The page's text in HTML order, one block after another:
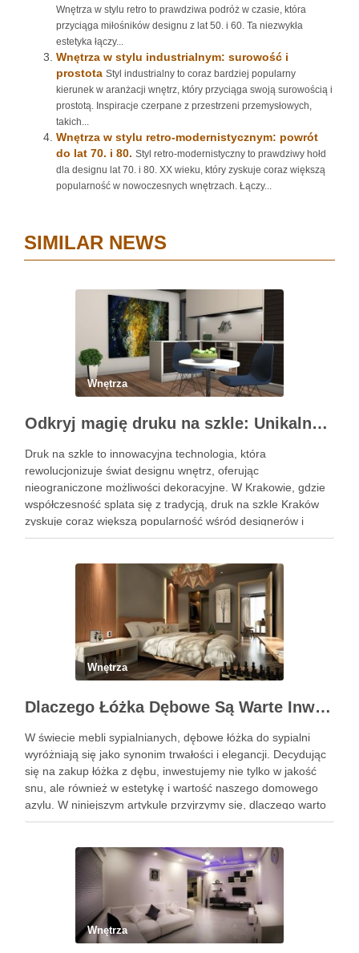
Wnętrza w stylu retro to prawdziwa podróż w czasie, która
przyciąga miłośników designu z lat 50. i 60. Ta niezwykła
estetyka łączy...
Wnętrza w stylu industrialnym: surowość i
prostota Styl industrialny to coraz bardziej popularny
kierunek w aranżacji wnętrz, który przyciąga swoją surowością i
prostotą. Inspiracje czerpane z przestrzeni przemysłowych,
takich...
Wnętrza w stylu retro-modernistycznym: powrót
do lat 70. i 80. Styl retro-modernistyczny to prawdziwy hołd
dla designu lat 70. i 80. XX wieku, który zyskuje coraz większą
popularność w nowoczesnych wnętrzach. Łączy...
SIMILAR NEWS
Wnętrza
Odkryj magię druku na szkle: Unikalne dekoracje wnętrz
Druk na szkle to innowacyjna technologia, która
rewolucjonizuje świat designu wnętrz, oferując
nieograniczone możliwości dekoracyjne. W Krakowie, gdzie
współczesność splata się z tradycją, druk na szkle Kraków
zyskuje coraz większą popularność wśród designerów i
właścicieli domów, pragnących wprowadzić do swoich
wykorzystać tę …
Wnętrza
Dlaczego Łóżka Dębowe Są Warte Inwestycji?
W świecie mebli sypialnianych, dębowe łóżka do sypialni
wyróżniają się jako synonim trwałości i elegancji. Decydując
się na zakup łóżka z dębu, inwestujemy nie tylko w jakość
snu, ale również w estetykę i wartość naszego domowego
azylu. W niniejszym artykule przyjrzymy się, dlaczego warto
wybrać łóżko wykonane z tego szlachetnego …
Wnętrza